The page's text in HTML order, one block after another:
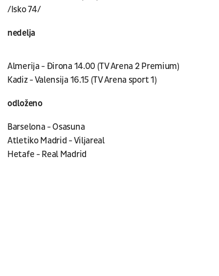
/Isko 74/
nedelja
Almerija - Đirona 14.00 (TV Arena 2 Premium)
Kadiz - Valensija 16.15 (TV Arena sport 1)
odloženo
Barselona - Osasuna
Atletiko Madrid - Viljareal
Hetafe - Real Madrid